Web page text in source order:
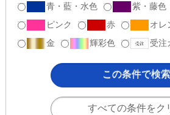
青・藍・水色
紫・藤色
ピンク
赤 オレ
金
輝彩色 受注